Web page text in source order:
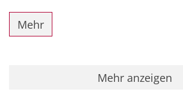
Mehr
Mehr anzeigen